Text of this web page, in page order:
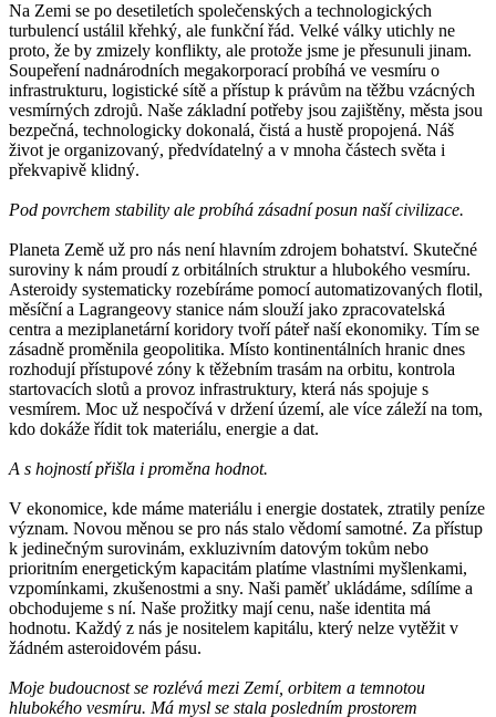
Na Zemi se po desetiletích společenských a technologických
turbulencí ustálil křehký, ale funkční řád. Velké války utichly ne
proto, že by zmizely konflikty, ale protože jsme je přesunuli jinam.
Soupeření nadnárodních megakorporací probíhá ve vesmíru o
infrastrukturu, logistické sítě a přístup k právům na těžbu vzácných
vesmírných zdrojů. Naše základní potřeby jsou zajištěny, města jsou
bezpečná, technologicky dokonalá, čistá a hustě propojená. Náš
život je organizovaný, předvídatelný a v mnoha částech světa i
překvapivě klidný.
Pod povrchem stability ale probíhá zásadní posun naší civilizace.
Planeta Země už pro nás není hlavním zdrojem bohatství. Skutečné
suroviny k nám proudí z orbitálních struktur a hlubokého vesmíru.
Asteroidy systematicky rozebíráme pomocí automatizovaných flotil,
měsíční a Lagrangeovy stanice nám slouží jako zpracovatelská
centra a meziplanetární koridory tvoří páteř naší ekonomiky. Tím se
zásadně proměnila geopolitika. Místo kontinentálních hranic dnes
rozhodují přístupové zóny k těžebním trasám na orbitu, kontrola
startovacích slotů a provoz infrastruktury, která nás spojuje s
vesmírem. Moc už nespočívá v držení území, ale více záleží na tom,
kdo dokáže řídit tok materiálu, energie a dat.
A s hojností přišla i proměna hodnot.
V ekonomice, kde máme materiálu i energie dostatek, ztratily peníze
význam. Novou měnou se pro nás stalo vědomí samotné. Za přístup
k jedinečným surovinám, exkluzivním datovým tokům nebo
prioritním energetickým kapacitám platíme vlastními myšlenkami,
vzpomínkami, zkušenostmi a sny. Naši paměť ukládáme, sdílíme a
obchodujeme s ní. Naše prožitky mají cenu, naše identita má
hodnotu. Každý z nás je nositelem kapitálu, který nelze vytěžit v
žádném asteroidovém pásu.
Moje budoucnost se rozlévá mezi Zemí, orbitem a temnotou
hlubokého vesmíru. Má mysl se stala posledním prostorem